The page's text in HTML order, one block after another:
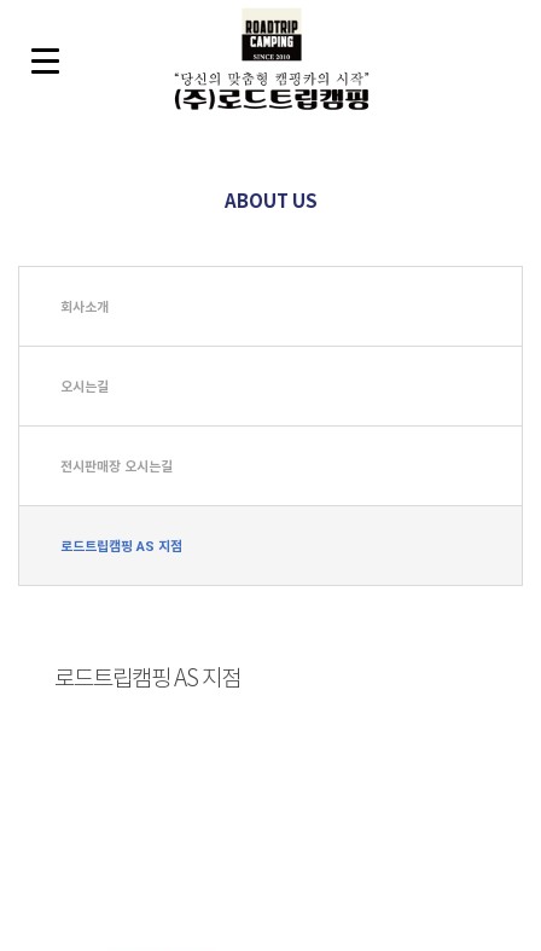
ABOUT US
회사소개
오시는길
전시판매장 오시는길
로드트립캠핑 AS 지점
로드트립캠핑 AS 지점